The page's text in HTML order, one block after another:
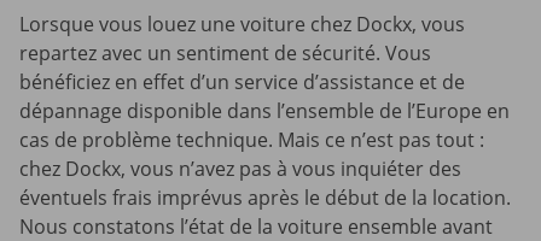
Lorsque vous louez une voiture chez Dockx, vous
repartez avec un sentiment de sécurité. Vous
bénéficiez en effet d’un service d’assistance et de
dépannage disponible dans l’ensemble de l’Europe en
cas de problème technique. Mais ce n’est pas tout :
chez Dockx, vous n’avez pas à vous inquiéter des
éventuels frais imprévus après le début de la location.
Nous constatons l’état de la voiture ensemble avant